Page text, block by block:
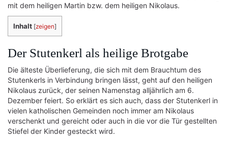
mit dem heiligen Martin bzw. dem heiligen Nikolaus.
Inhalt [zeigen]
Der Stutenkerl als heilige Brotgabe
Die älteste Überlieferung, die sich mit dem Brauchtum des
Stutenkerls in Verbindung bringen lässt, geht auf den heiligen
Nikolaus zurück, der seinen Namenstag alljährlich am 6.
Dezember feiert. So erklärt es sich auch, dass der Stutenkerl in
vielen katholischen Gemeinden noch immer am Nikolaus
verschenkt und gereicht oder auch in die vor die Tür gestellten
Stiefel der Kinder gesteckt wird.